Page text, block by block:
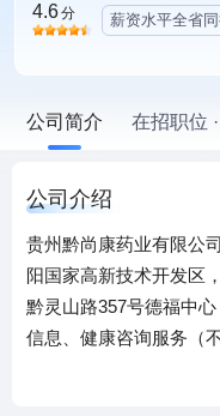
4.6分 薪资水平全省
公司简介 在招职位
公司介绍
贵州黔尚康药业有限公
阳国家高新技术开发区
黔灵山路357号德福中
信息、健康咨询服务（
资、市场调研、推广服